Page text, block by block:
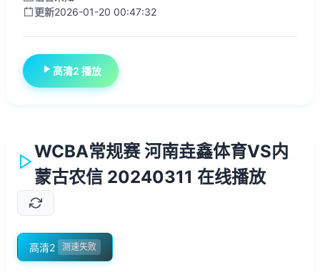
更新2026-01-20 00:47:32
高清2 播放
WCBA常规赛 河南垚鑫体育VS内
蒙古农信 20240311 在线播放
高清2 测速失败